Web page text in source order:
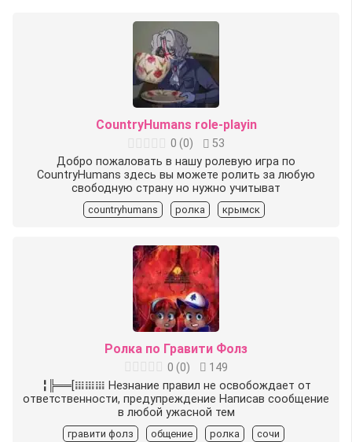
CountryHumans role-playin
0 (0)
53
Добро пожаловать в нашу ролевую игра по
CountryHumans здесь вы можете ролить за любую
свободную страну но нужно учитыват
countryhumans ролка крымск
Ролка по Гравити Фолз
0 (0)
149
╏╠══[𝍖𝍖𝍖 Незнание правил не освобождает от
ответственности, предупреждение Написав сообщение
в любой ужасной тем
гравити фолз общение ролка сочи